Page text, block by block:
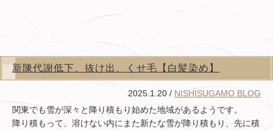
新陳代謝低下、抜け出、くせ毛【白髪染め】
2025.1.20 / NISHISUGAMO BLOG
関東でも雪が深々と降り積もり始めた地域があるようです。
降り積もって、溶けない内にまた新たな雪が降り積もり、先に積